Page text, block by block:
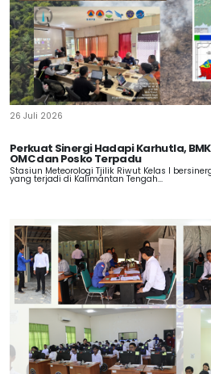
26 Juli 2026
Perkuat Sinergi Hadapi Karhutla,
OMC dan Posko Terpadu
Stasiun Meteorologi Tjilik Riwut Kelas I
yang terjadi di Kalimantan Tengah...